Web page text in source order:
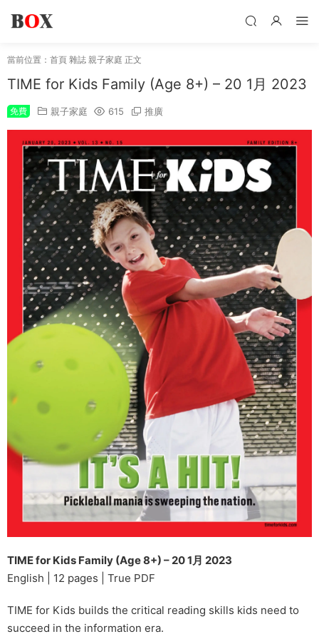
當前位置： 首頁 雜誌 親子家庭 正文
TIME for Kids Family (Age 8+) – 20 1月 2023
免費 親子家庭 615 推廣
TIME for Kids Family (Age 8+) – 20 1月 2023
English | 12 pages | True PDF
TIME for Kids builds the critical reading skills kids need to
succeed in the information era.